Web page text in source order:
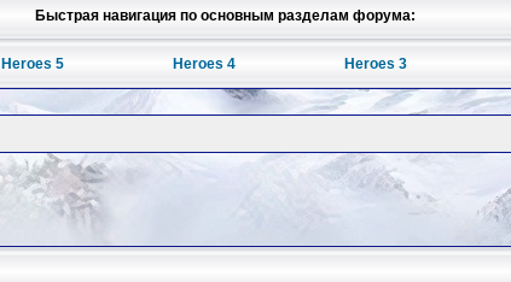
Быстрая навигация по основным разделам форума:
Heroes 5 Heroes 4 Heroes 3